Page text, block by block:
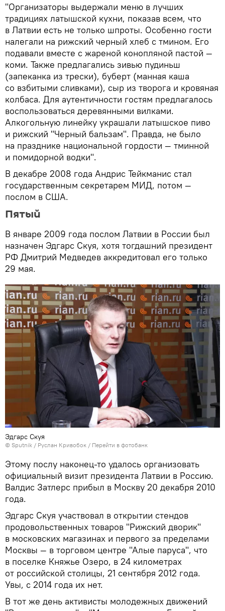
"Организаторы выдержали меню в лучших
традициях латышской кухни, показав всем, что
в Латвии есть не только шпроты. Особенно гости
налегали на рижский черный хлеб с тмином. Его
подавали вместе с жареной конопляной пастой —
коми. Также предлагались зивью пудиньш
(запеканка из трески), буберт (манная каша
со взбитыми сливками), сыр из творога и кровяная
колбаса. Для аутентичности гостям предлагалось
воспользоваться деревянными вилками.
Алкогольную линейку украшали латышское пиво
и рижский "Черный бальзам". Правда, не было
на празднике национальной гордости — тминной
и помидорной водки".
В декабре 2008 года Андрис Тейкманис стал
государственным секретарем МИД, потом —
послом в США.
Пятый
В январе 2009 года послом Латвии в России был
назначен Эдгарс Скуя, хотя тогдашний президент
РФ Дмитрий Медведев аккредитовал его только
29 мая.
Эдгарс Скуя
© Sputnik / Руслан Кривобок / Перейти в фотобанк
Этому послу наконец-то удалось организовать
официальный визит президента Латвии в Россию.
Валдис Затлерс прибыл в Москву 20 декабря 2010
года.
Эдгарс Скуя участвовал в открытии стендов
продовольственных товаров "Рижский дворик"
в московских магазинах и первого за пределами
Москвы — в торговом центре "Алые паруса", что
в поселке Княжье Озеро, в 24 километрах
от российской столицы, 21 сентября 2012 года.
Увы, с 2014 года их нет.
В тот же день активисты молодежных движений